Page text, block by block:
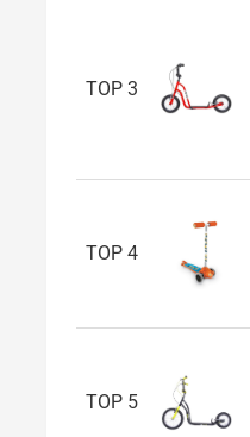
TOP 3
TOP 4
TOP 5